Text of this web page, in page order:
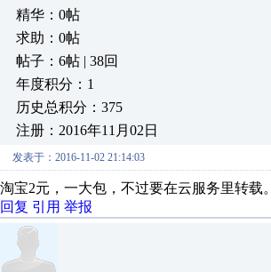
精华：0帖
求助：0帖
帖子：6帖 | 38回
年度积分：1
历史总积分：375
注册：2016年11月02日
发表于：2016-11-02 21:14:03
淘宝2元，一大包，不过要在云服务里转载。
回复 引用 举报